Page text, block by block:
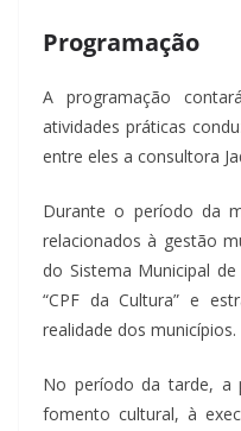
Programação
A programação
atividades práticas
entre eles a consultora
Durante o período da
relacionados à gestão
do Sistema Municipal
“CPF da Cultura” e
realidade dos municípios.
No período da tarde, a
fomento cultural, à